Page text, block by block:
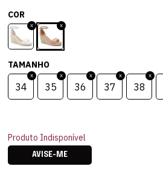
COR
TAMANHO
34 35 36 37 38
Produto Indisponível
AVISE-ME